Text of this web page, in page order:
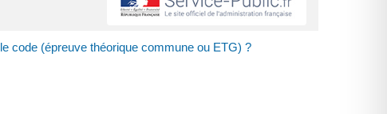
code (épreuve théorique commune ou ETG) ?